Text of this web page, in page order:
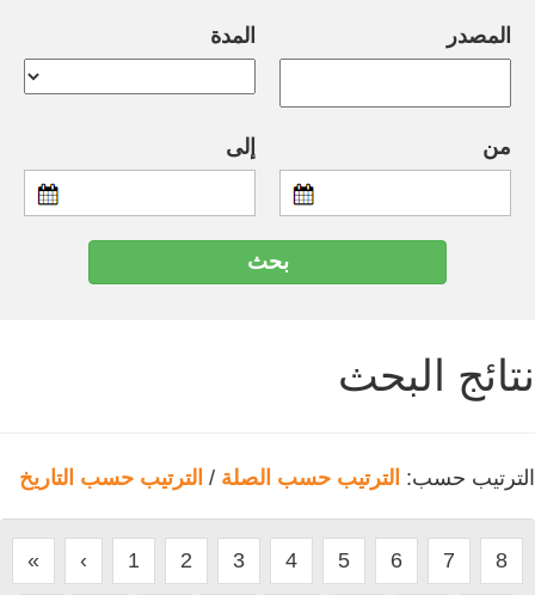
المصدر المدة
من إلى
نتائج البحث
الترتيب حسب: الترتيب حسب الصلة / الترتيب حسب التاريخ
« ‹ 1 2 3 4 5 6 7 8